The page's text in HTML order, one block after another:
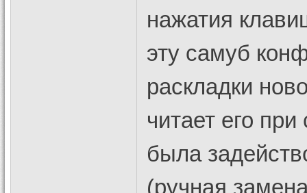
нажатия
эту самуб
раскладки
читает его
была
(ручная